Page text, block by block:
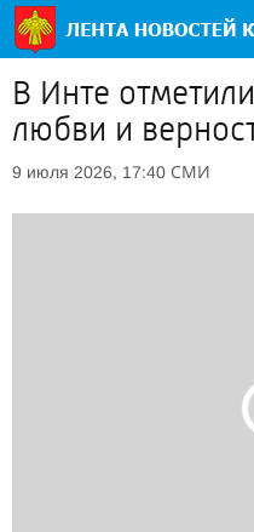
В Инте
любви и
9 июля 2026, 17:40 СМИ